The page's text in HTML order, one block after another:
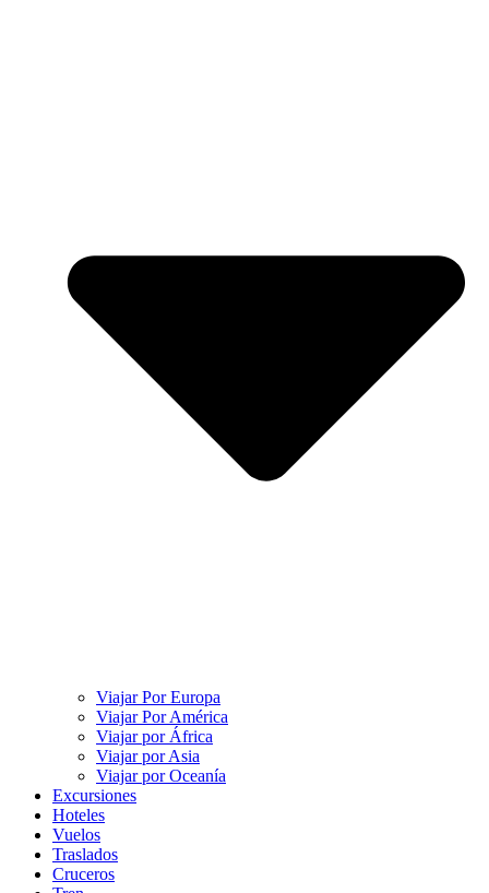
Viajar Por Europa
Viajar Por América
Viajar por África
Viajar por Asia
Viajar por Oceanía
Excursiones
Hoteles
Vuelos
Traslados
Cruceros